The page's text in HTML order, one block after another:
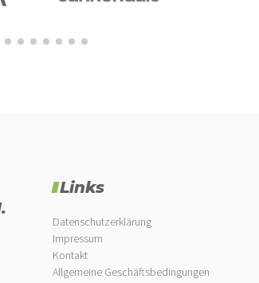
Links
Datenschutzerklärung
Impressum
Kontakt
Allgemeine Geschäftsbedingungen